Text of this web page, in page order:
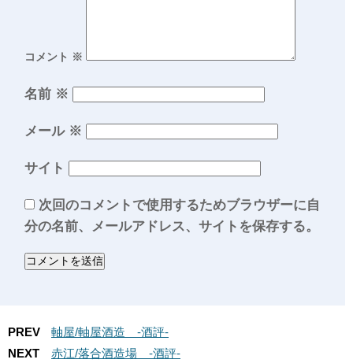
コメント ※
名前 ※
メール ※
サイト
次回のコメントで使用するためブラウザーに自
分の名前、メールアドレス、サイトを保存する。
PREV
軸屋/軸屋酒造 -酒評-
NEXT
赤江/落合酒造場 -酒評-